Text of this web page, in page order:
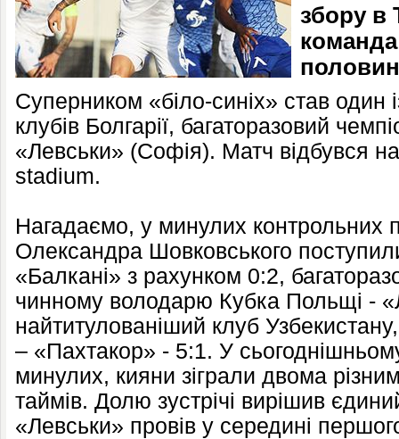
збору в
команда
Суперником «біло-синіх» став один
клубів Болгарії, багаторазовий
«Левськи» (Софія). Матч відбувся
stadium.
Нагадаємо, у минулих контрольних
Олександра Шовковського
«Балкані» з рахунком 0:2,
чинному володарю Кубка Польщі -
найтитулованіший клуб
– «Пахтакор» - 5:1. У
минулих, кияни зіграли двома
таймів. Долю зустрічі вирішив
«Левськи» провів у середині